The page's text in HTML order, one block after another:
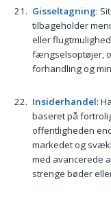
Gisseltagning:
tilbageholder
eller
fængselsoptøjer,
forhandling og
Insiderhandel:
baseret på
offentligheden
markedet og
med avancerede
strenge bøder